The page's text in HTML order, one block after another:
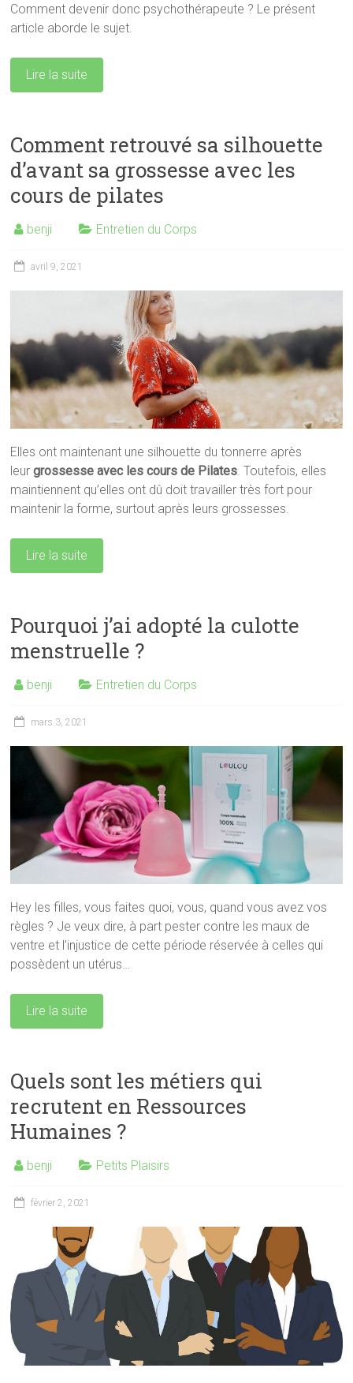
Comment devenir donc psychothérapeute ? Le présent
article aborde le sujet.
Lire la suite
Comment retrouvé sa silhouette
d’avant sa grossesse avec les
cours de pilates
benji Entretien du Corps
avril 9, 2021
Elles ont maintenant une silhouette du tonnerre après
leurgrossesse avec les cours de Pilates. Toutefois, elles
maintiennent qu’elles ont dû doit travailler très fort pour
maintenir la forme, surtout après leurs grossesses.
Lire la suite
Pourquoi j’ai adopté la culotte
menstruelle ?
benji Entretien du Corps
mars 3, 2021
Hey les filles, vous faites quoi, vous, quand vous avez vos
règles ? Je veux dire, à part pester contre les maux de
ventre et l’injustice de cette période réservée à celles qui
possèdent un utérus…
Lire la suite
Quels sont les métiers qui
recrutent en Ressources
Humaines ?
benji Petits Plaisirs
février 2, 2021